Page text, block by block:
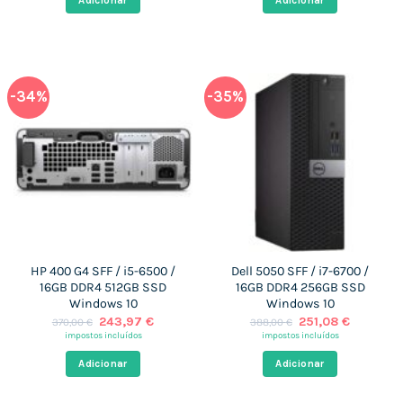
799,00 €.
340,00 €.
-34%
HP 400 G4 SFF / i5-6500 /
16GB DDR4 512GB SSD
Windows 10
370,00€ O
preço
era:
370,00 €.
243,97€O
impostos incluídos
Adicionar
-35%
Dell 5050 SFF / i7-6700 /
16GB DDR4 256GB SSD
Windows 10
388,00€ O
preço
era:
388,00 €.
251,08€O
impostos incluídos
Adicionar